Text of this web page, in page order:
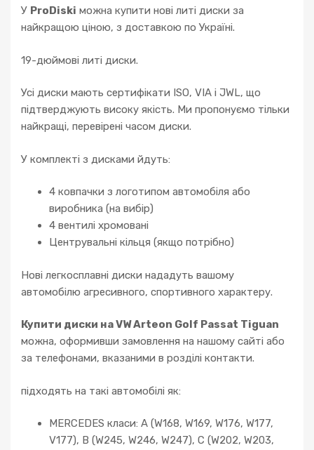
b9
Tiguan
У ProDiski можна купити нові литі диски за
найкращою ціною, з доставкою по Україні.
19-дюймові литі диски.
Усі диски мають сертифікати ISO, VIA і JWL, що
підтверджують високу якість. Ми пропонуємо тільки
найкращі, перевірені часом диски.
У комплекті з дисками йдуть:
4 ковпачки з логотипом автомобіля або
виробника (на вибір)
4 вентилі хромовані
Центрувальні кільця (якщо потрібно)
Нові легкосплавні диски нададуть вашому
автомобілю агресивного, спортивного характеру.
Купити диски на VW Arteon Golf Passat Tiguan
можна, оформивши замовлення на нашому сайті або
за телефонами, вказаними в розділі контакти.
підходять на такі автомобілі як:
MERCEDES класи: A (W168, W169, W176, W177,
V177), B (W245, W246, W247), C (W202, W203,